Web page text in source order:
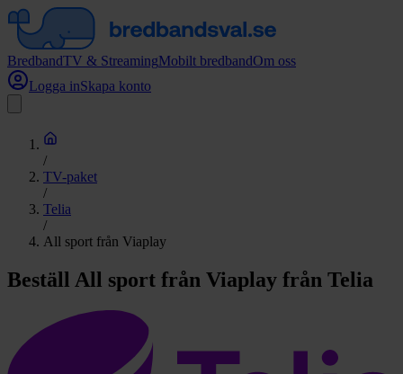
BredbandTV & StreamingMobilt bredbandOm oss
Logga inSkapa konto
/
TV-paket
/
Telia
/
All sport från Viaplay
Beställ All sport från Viaplay från Telia